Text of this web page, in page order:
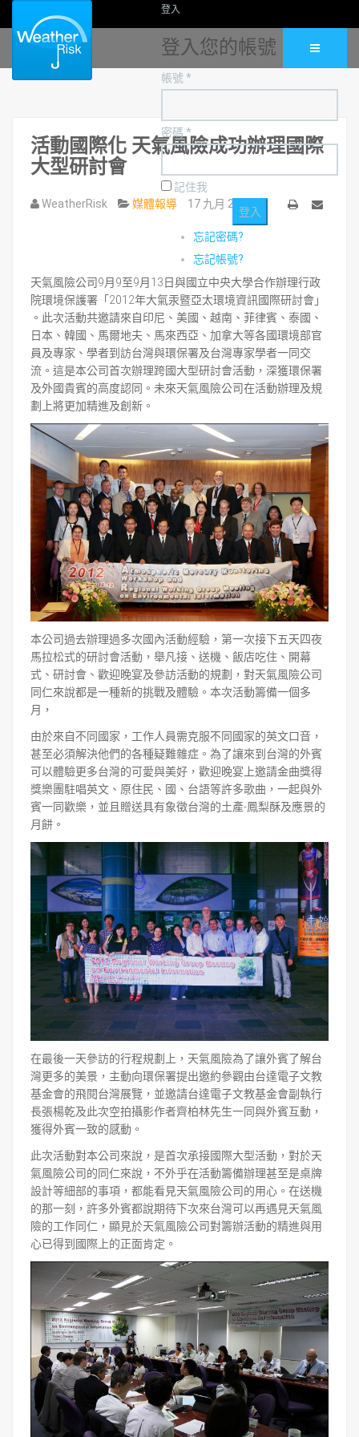
登入
登入您的帳號
帳號 *
密碼 *
記住我
忘記密碼?
忘記帳號?
活動國際化 天氣風險成功辦理國際
大型研討會
WeatherRisk 媒體報導
17 九月 2012
天氣風險公司9月9至9月13日與國立中央大學合作辦理行政
院環境保護署「2012年大氣汞暨亞太環境資訊國際研討會」
。此次活動共邀請來自印尼、美國、越南、菲律賓、泰國、
日本、韓國、馬爾地夫、馬來西亞、加拿大等各國環境部官
員及專家、學者到訪台灣與環保署及台灣專家學者一同交
流。這是本公司首次辦理跨國大型研討會活動，深獲環保署
及外國貴賓的高度認同。未來天氣風險公司在活動辦理及規
劃上將更加精進及創新。
本公司過去辦理過多次國內活動經驗，第一次接下五天四夜
馬拉松式的研討會活動，舉凡接、送機、飯店吃住、開幕
式、研討會、歡迎晚宴及參訪活動的規劃，對天氣風險公司
同仁來說都是一種新的挑戰及體驗。本次活動籌備一個多
月，
由於來自不同國家，工作人員需克服不同國家的英文口音，
甚至必須解決他們的各種疑難雜症。為了讓來到台灣的外賓
可以體驗更多台灣的可愛與美好，歡迎晚宴上邀請金曲獎得
獎樂團駐唱英文、原住民、國、台語等許多歌曲，一起與外
賓一同歡樂，並且贈送具有象徵台灣的土產-鳳梨酥及應景的
月餅。
在最後一天參訪的行程規劃上，天氣風險為了讓外賓了解台
灣更多的美景，主動向環保署提出邀約參觀由台達電子文教
基金會的飛閱台灣展覽，並邀請台達電子文教基金會副執行
長張楊乾及此次空拍攝影作者齊柏林先生一同與外賓互動，
獲得外賓一致的感動。
此次活動對本公司來說，是首次承接國際大型活動，對於天
氣風險公司的同仁來說，不外乎在活動籌備辦理甚至是桌牌
設計等細部的事項，都能看見天氣風險公司的用心。在送機
的那一刻，許多外賓都說期待下次來台灣可以再遇見天氣風
險的工作同仁，顯見於天氣風險公司對籌辦活動的精進與用
心已得到國際上的正面肯定。